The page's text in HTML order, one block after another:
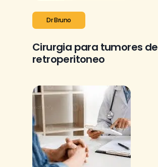
Dr Bruno
Cirurgia para tumores de
retroperitoneo